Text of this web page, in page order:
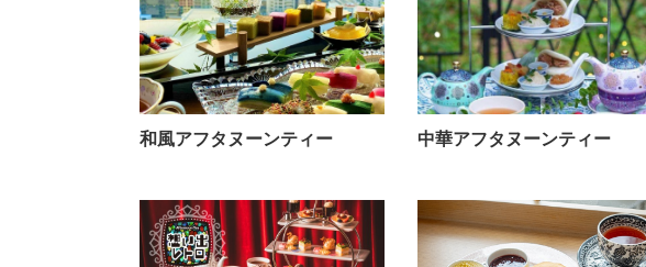
和風アフタヌーンティー 中華アフタヌーンティー